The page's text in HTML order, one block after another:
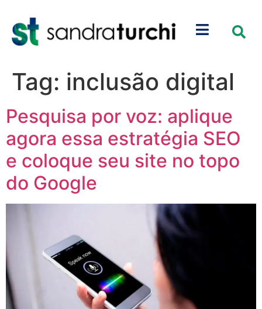
Tag: inclusão digital
Pesquisa por voz: aplique
agora essa estratégia SEO
e coloque seu site no topo
do Google